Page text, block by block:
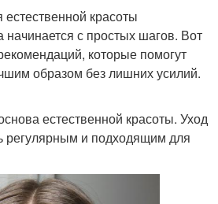
красоты
начинается с простых шагов. Вот
которые помогут
образом без лишних усилий.
естественной красоты. Уход
регулярным и подходящим для